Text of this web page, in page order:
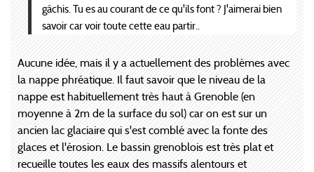
gâchis. Tu es au courant de ce qu'ils font ? J'aimerai bien
savoir car voir toute cette eau partir..
Aucune idée, mais il y a actuellement des problèmes avec
la nappe phréatique. Il faut savoir que le niveau de la
nappe est habituellement très haut à Grenoble (en
moyenne à 2m de la surface du sol) car on est sur un
ancien lac glaciaire qui s'est comblé avec la fonte des
glaces et l'érosion. Le bassin grenoblois est très plat et
recueille toutes les eaux des massifs alentours et